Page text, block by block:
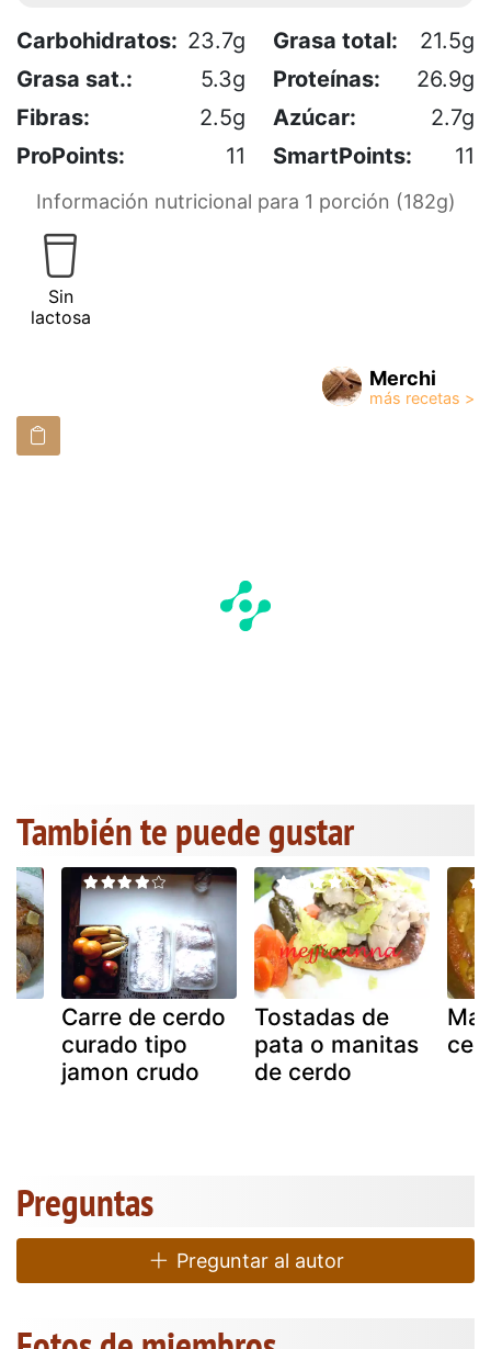
Carbohidratos: 23.7g Grasa total:
21.5g
Grasa sat.:
5.3g Proteínas:
26.9g
Fibras:
2.5g Azúcar:
2.7g
ProPoints:
11 SmartPoints: 11
Información nutricional para 1 porción (182g)
Sin
lactosa
Merchi
También te puede gustar
Carre de cerdo
curado tipo
jamon crudo
Tostadas de
pata o manitas
de cerdo
Preguntas
Preguntar al autor